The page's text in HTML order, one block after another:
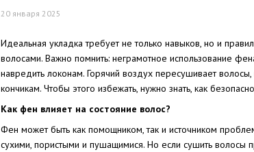
20 января 2025
Идеальная укладка требует не только навыков, но и
волосами. Важно помнить: неграмотное использование
навредить локонам. Горячий воздух пересушивает
кончикам. Чтобы этого избежать, нужно знать, как
Как фен влияет на состояние волос?
Фен может быть как помощником, так и источником
сухими, пористыми и пушащимися. Но если сушить волосы